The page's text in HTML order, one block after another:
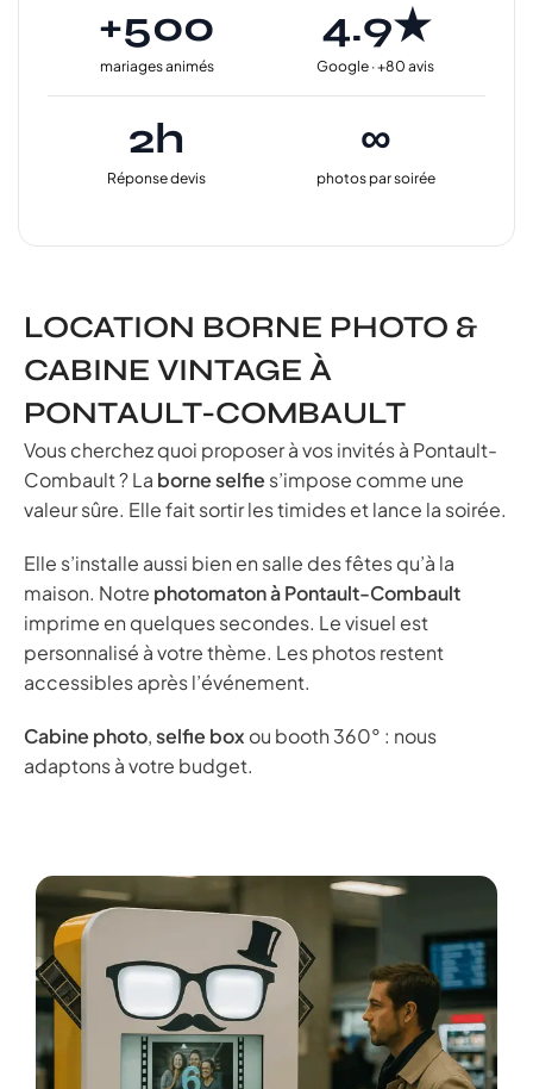
+500
mariages animés
4.9★
Google · +80 avis
2h
Réponse devis
∞
photos par soirée
LOCATION BORNE PHOTO &
CABINE VINTAGE À
PONTAULT-COMBAULT
Vous cherchez quoi proposer à vos invités à Pontault-
Combault ? La borne selfie s’impose comme une
valeur sûre. Elle fait sortir les timides et lance la soirée.
Elle s’installe aussi bien en salle des fêtes qu’à la
maison. Notre photomaton à Pontault-Combault
imprime en quelques secondes. Le visuel est
personnalisé à votre thème. Les photos restent
accessibles après l’événement.
Cabine photo,selfie box ou booth 360° : nous
adaptons à votre budget.